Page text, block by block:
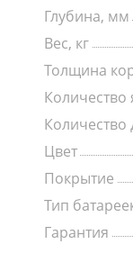
Глубина, мм
Вес, кг
Толщина
Количество
Количество
Цвет
Покрытие
Тип
Гарантия